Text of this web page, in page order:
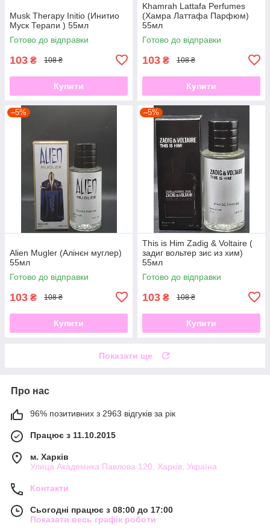
Musk Therapy Initio (Инитио
Муск Терапи ) 55мл
Готово до відправки
103 ₴ 108 ₴
Купити
Khamrah Lattafa Perfumes
(Хамра Латтафа Парфюм)
55мл
Готово до відправки
103 ₴ 108 ₴
Купити
–5%
Alien Mugler (Алінєн муглер)
55мл
Готово до відправки
103 ₴ 108 ₴
Купити
–5%
This is Him Zadig & Voltaire (
задиг вольтер зис из хим)
55мл
Готово до відправки
103 ₴ 108 ₴
Купити
Показати ще
Про нас
96% позитивних з 2963 відгуків за рік
Працює з 11.10.2015
м. Харків
Улица Академика Павлова 120, Харків, Україна
Контакти
Сьогодні працює з 08:00 до 17:00
Показати весь графік роботи